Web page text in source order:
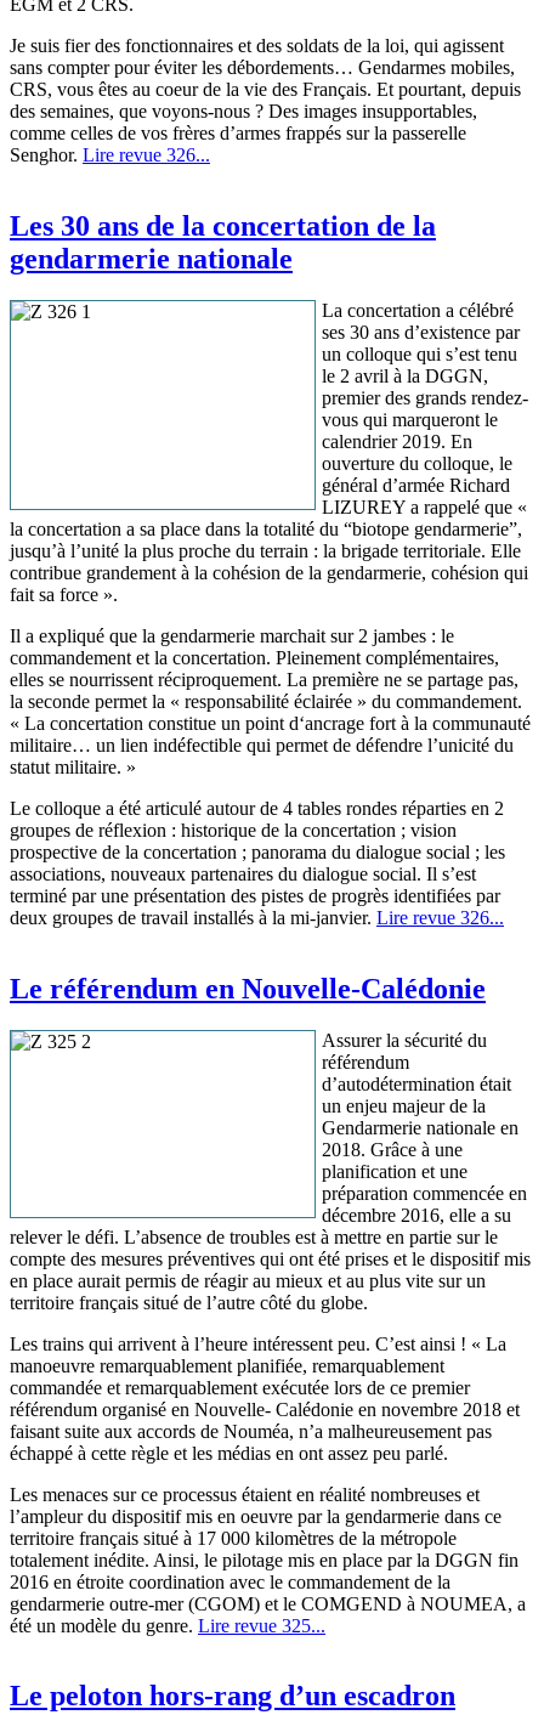
Je suis fier des fonctionnaires et des soldats de la loi, qui agissent
sans compter pour éviter les débordements… Gendarmes mobiles,
CRS, vous êtes au coeur de la vie des Français. Et pourtant, depuis
des semaines, que voyons-nous ? Des images insupportables,
comme celles de vos frères d’armes frappés sur la passerelle
Senghor. Lire revue 326...
Les 30 ans de la concertation de la
gendarmerie nationale
La concertation a célébré
ses 30 ans d’existence par
un colloque qui s’est tenu
le 2 avril à la DGGN,
premier des grands rendez-
vous qui marqueront le
calendrier 2019. En
ouverture du colloque, le
général d’armée Richard
LIZUREY a rappelé que «
la concertation a sa place dans la totalité du “biotope gendarmerie”,
jusqu’à l’unité la plus proche du terrain : la brigade territoriale. Elle
contribue grandement à la cohésion de la gendarmerie, cohésion qui
fait sa force ».
Il a expliqué que la gendarmerie marchait sur 2 jambes : le
commandement et la concertation. Pleinement complémentaires,
elles se nourrissent réciproquement. La première ne se partage pas,
la seconde permet la « responsabilité éclairée » du commandement.
« La concertation constitue un point d‘ancrage fort à la communauté
militaire… un lien indéfectible qui permet de défendre l’unicité du
statut militaire. »
Le colloque a été articulé autour de 4 tables rondes réparties en 2
groupes de réflexion : historique de la concertation ; vision
prospective de la concertation ; panorama du dialogue social ; les
associations, nouveaux partenaires du dialogue social. Il s’est
terminé par une présentation des pistes de progrès identifiées par
deux groupes de travail installés à la mi-janvier. Lire revue 326...
Le référendum en Nouvelle-Calédonie
Assurer la sécurité du
référendum
d’autodétermination était
un enjeu majeur de la
Gendarmerie nationale en
2018. Grâce à une
planification et une
préparation commencée en
décembre 2016, elle a su
relever le défi. L’absence de troubles est à mettre en partie sur le
compte des mesures préventives qui ont été prises et le dispositif mis
en place aurait permis de réagir au mieux et au plus vite sur un
territoire français situé de l’autre côté du globe.
Les trains qui arrivent à l’heure intéressent peu. C’est ainsi ! « La
manoeuvre remarquablement planifiée, remarquablement
commandée et remarquablement exécutée lors de ce premier
référendum organisé en Nouvelle- Calédonie en novembre 2018 et
faisant suite aux accords de Nouméa, n’a malheureusement pas
échappé à cette règle et les médias en ont assez peu parlé.
Les menaces sur ce processus étaient en réalité nombreuses et
l’ampleur du dispositif mis en oeuvre par la gendarmerie dans ce
territoire français situé à 17 000 kilomètres de la métropole
totalement inédite. Ainsi, le pilotage mis en place par la DGGN fin
2016 en étroite coordination avec le commandement de la
gendarmerie outre-mer (CGOM) et le COMGEND à NOUMEA, a
été un modèle du genre. Lire revue 325...
Le peloton hors-rang d’un escadron